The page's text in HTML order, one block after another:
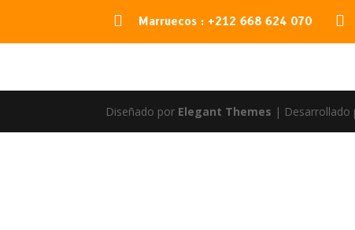
 Marruecos : +212 668 624 070 
Diseñado por Elegant Themes |